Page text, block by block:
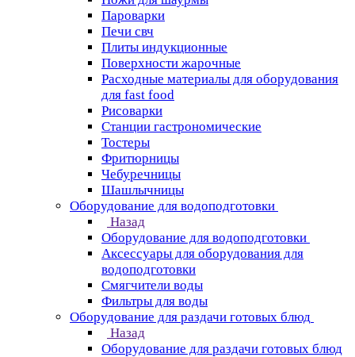
Пароварки
Печи свч
Плиты индукционные
Поверхности жарочные
Расходные материалы для оборудования
для fast food
Рисоварки
Станции гастрономические
Тостеры
Фритюрницы
Чебуречницы
Шашлычницы
Оборудование для водоподготовки
Назад
Оборудование для водоподготовки
Аксессуары для оборудования для
водоподготовки
Смягчители воды
Фильтры для воды
Оборудование для раздачи готовых блюд
Назад
Оборудование для раздачи готовых блюд